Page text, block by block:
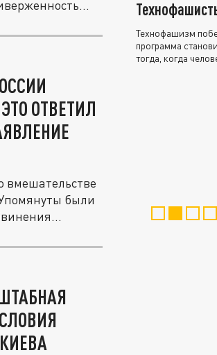
ОТВЕТИЛ
вмешательстве
были
Технофашизм
программа
тогда, когда